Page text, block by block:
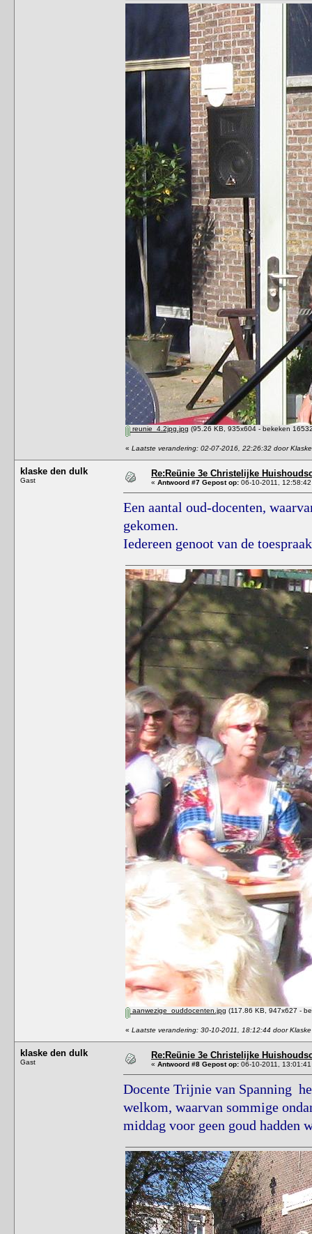
reunie_4.2jpg.jpg (95.26 KB, 935x604 - bekeken
« Laatste verandering: 02-07-2016, 22:26:32 door
klaske den dulk
Gast
Re:Reünie 3e Christelijke
« Antwoord #7 Gepost op: 06-10-2011,
Een aantal oud-docenten,
gekomen.
Iedereen genoot van de
aanwezige_ouddocenten.jpg (117.86 KB, 947x627 -
« Laatste verandering: 30-10-2011, 18:12:44 door
klaske den dulk
Gast
Re:Reünie 3e Christelijke
« Antwoord #8 Gepost op: 06-10-2011,
Docente Trijnie van Spanning
welkom, waarvan sommige
middag voor geen goud hadden